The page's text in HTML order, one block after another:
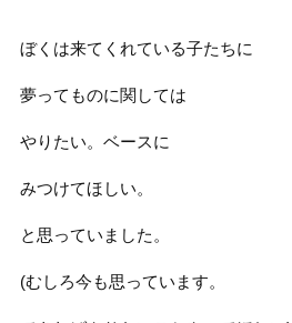
ぼくは来てくれている子たちに
夢ってものに関しては
やりたい。ベースに
みつけてほしい。
と思っていました。
(むしろ今も思っています。